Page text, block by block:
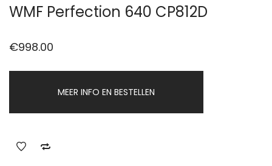
WMF Perfection 640 CP812D
€998.00
MEER INFO EN BESTELLEN